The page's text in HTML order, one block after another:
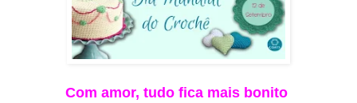
Com amor, tudo fica mais bonito